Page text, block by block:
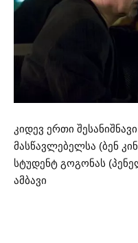
კიდევ ერთი
მასწავლებელსა (ბენ
სტუდენტ გოგონას
ამბავი